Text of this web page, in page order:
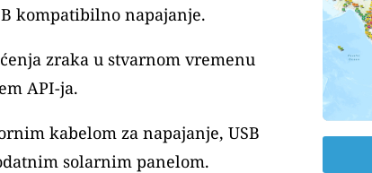
kompatibilno napajanje.
zraka u stvarnom vremenu
API-ja.
kabelom za napajanje, USB
solarnim panelom.